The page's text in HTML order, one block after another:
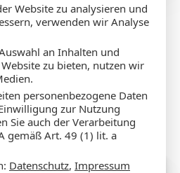
der neuen
Website zu analysieren und
verwenden wir Analyse
an Inhalten und
zu bieten, nutzen wir
personenbezogene Daten
zur Nutzung
Sie auch der Verarbeitung
gemäß Art. 49 (1) lit. a
Datenschutz, Impressum